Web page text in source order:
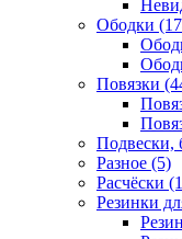
Ободки
Повязки
Подвески,
Разное (5)
Расчёски
Резинки